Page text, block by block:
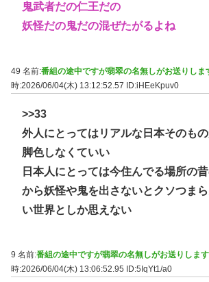
鬼武者だの仁王だの
妖怪だの鬼だの混ぜたがるよね
49 名前:番組の途中ですが翡翠の名無しがお送りしま
時:2026/06/04(木) 13:12:52.57 ID:iHEeKpuv0
>>33
外人にとってはリアルな日本そのも
脚色しなくていい
日本人にとっては今住んでる場所の
から妖怪や鬼を出さないとクソつま
い世界としか思えない
9 名前:番組の途中ですが翡翠の名無しがお送りします
時:2026/06/04(木) 13:06:52.95
ID:5IqYt1/a0